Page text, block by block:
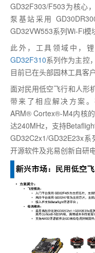
GD32F303/F503为核心
泵基站采用
GD32VW553系列Wi-Fi模
此外，工具领域中，
GD32F310系列作为主控
目前已在头部园林工具客
面对民用低空飞行和人形
带来了相应解决方案
ARM® Cortex®-M4内核
达240MHz，支持
GD32C2x1/GD32E23x
开源软件及兆易创新自研